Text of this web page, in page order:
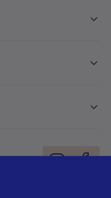
garantált védelme SSL